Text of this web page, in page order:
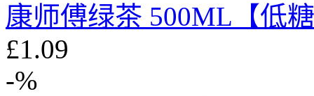
康师傅绿茶 500ML【低
£1.09
-%